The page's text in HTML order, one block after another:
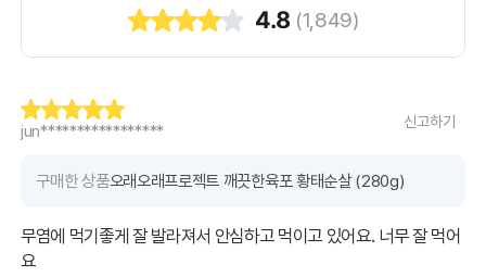
4.8 (1,849)
jun*****************
신고하기
구매한 상품오래오래프로젝트 깨끗한육포 황태순살 (280g)
무염에 먹기좋게 잘 발라져서 안심하고 먹이고 있어요. 너무 잘 먹어
요